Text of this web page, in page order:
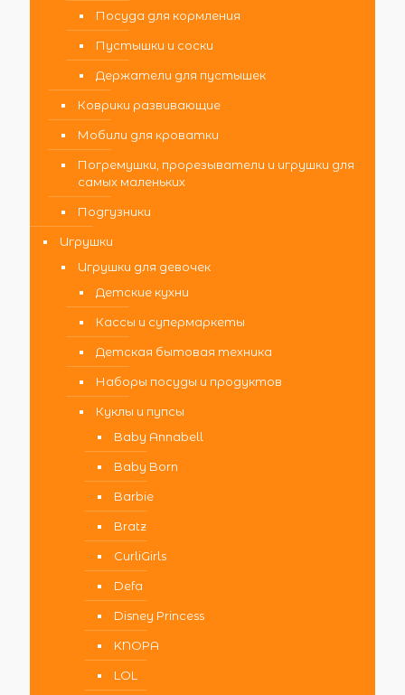
Посуда для кормления
Пустышки и соски
Держатели для пустышек
Коврики развивающие
Мобили для кроватки
Погремушки, прорезыватели и игрушки для
самых маленьких
Подгузники
Игрушки
Игрушки для девочек
Детские кухни
Кассы и супермаркеты
Детская бытовая техника
Наборы посуды и продуктов
Куклы и пупсы
Baby Annabell
Baby Born
Barbie
Bratz
CurliGirls
Defa
Disney Princess
KNOPA
LOL